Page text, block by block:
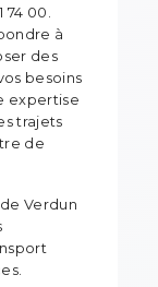
74 00.
à
des
besoins
expertise
trajets
de
Verdun